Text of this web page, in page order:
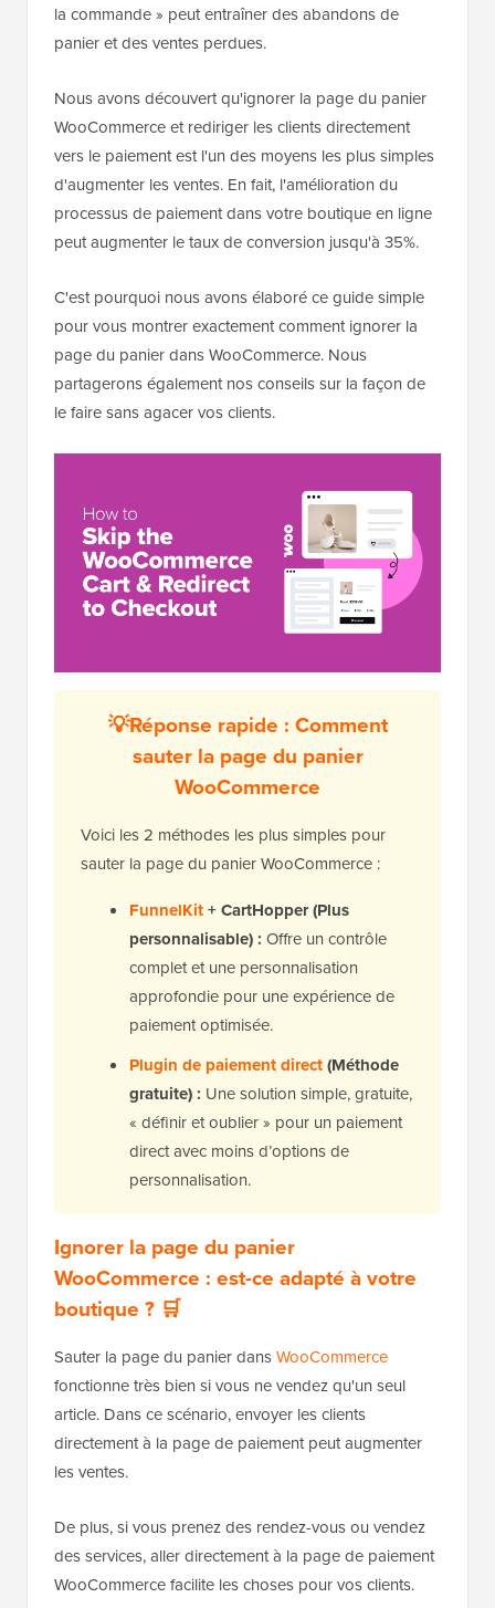
la commande » peut entraîner des abandons de
panier et des ventes perdues.
Nous avons découvert qu'ignorer la page du panier
WooCommerce et rediriger les clients directement
vers le paiement est l'un des moyens les plus simples
d'augmenter les ventes. En fait, l'amélioration du
processus de paiement dans votre boutique en ligne
peut augmenter le taux de conversion jusqu'à 35%.
C'est pourquoi nous avons élaboré ce guide simple
pour vous montrer exactement comment ignorer la
page du panier dans WooCommerce. Nous
partagerons également nos conseils sur la façon de
le faire sans agacer vos clients.
💡Réponse rapide : Comment
sauter la page du panier
WooCommerce
Voici les 2 méthodes les plus simples pour
sauter la page du panier WooCommerce :
FunnelKit+ CartHopper (Plus
personnalisable) : Offre un contrôle
complet et une personnalisation
approfondie pour une expérience de
paiement optimisée.
Plugin de paiement direct(Méthode
gratuite) : Une solution simple, gratuite,
« définir et oublier » pour un paiement
direct avec moins d’options de
personnalisation.
Ignorer la page du panier
WooCommerce : est-ce adapté à votre
boutique ? 🛒
Sauter la page du panier dansWooCommerce
fonctionne très bien si vous ne vendez qu'un seul
article. Dans ce scénario, envoyer les clients
directement à la page de paiement peut augmenter
les ventes.
De plus, si vous prenez des rendez-vous ou vendez
des services, aller directement à la page de paiement
WooCommerce facilite les choses pour vos clients.